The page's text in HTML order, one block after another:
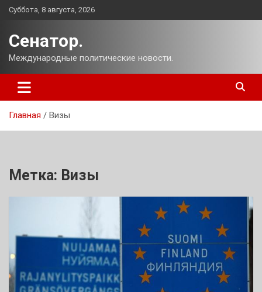
Перейти
Суббота, 8 августа, 2026
Сенатор.
Международные политические новости.
Главная Визы
Метка: Визы